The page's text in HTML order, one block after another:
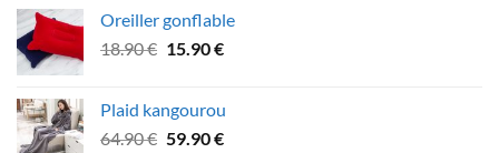
Oreiller gonflable
18.90€ Le
était :
18.90 €.
15.90€Le
est :
15.90 €.
Plaid kangourou
64.90€ Le
59.90€Le